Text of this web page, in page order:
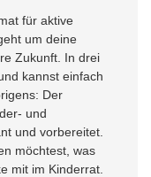
für aktive
um deine
Zukunft. In drei
kannst einfach
Der
und
und vorbereitet.
möchtest, was
mit im Kinderrat.